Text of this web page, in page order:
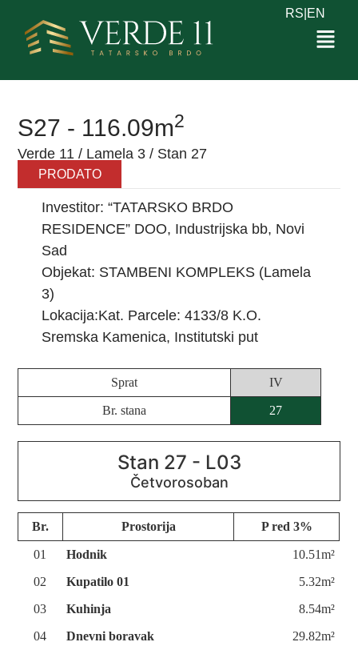
RS EN
S27 - 116.09m2
Verde 11 / Lamela 3 / Stan 27
PRODATO
Investitor: “TATARSKO BRDO
RESIDENCE” DOO, Industrijska bb, Novi
Sad
Objekat: STAMBENI KOMPLEKS (Lamela
3)
Lokacija:Kat. Parcele: 4133/8 K.O.
Sremska Kamenica, Institutski put
Sprat IV
Br. stana 27
Stan 27 - L03
Br. Prostorija P red 3%
01 Hodnik
10.51m²
02
Kupatilo 01
5.32m²
03
Kuhinja
8.54m²
04
Dnevni boravak
29.82m²